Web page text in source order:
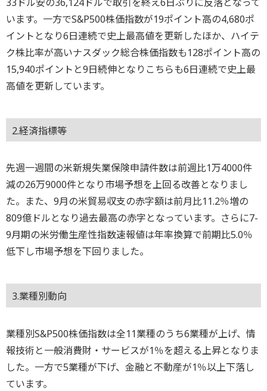
います。一方でS&P500株価指数が19ポイント高の4,680ポ
イントとなり6日連続で史上最高値を更新したほか、ハイテ
ク株比率が高いナスダック総合株価指数も128ポイント高の
15,940ポイントと9日続伸となりこちらも6日連続で史上最
高値を更新しています。
2.経済指標等
先週一週間の米新規失業保険申請件数は前週比1万4000件
減の26万9000件となり市場予想を上回る改善となりまし
た。また、9月の米貿易収支の赤字額は前月比11.2％増の
809億ドルとなり過去最高の赤字となっています。さらに7-
9月期の米労働生産性指数速報値は年率換算で前期比5.0％
低下し市場予想を下回りました。
3.業種別動向
業種別S&P500株価指数は全11業種のうち6業種が上げ、情
報技術と一般消費財・サービスが1％を超える上昇となりま
した。一方で5業種が下げ、金融と不動産が1％以上下落し
ています。